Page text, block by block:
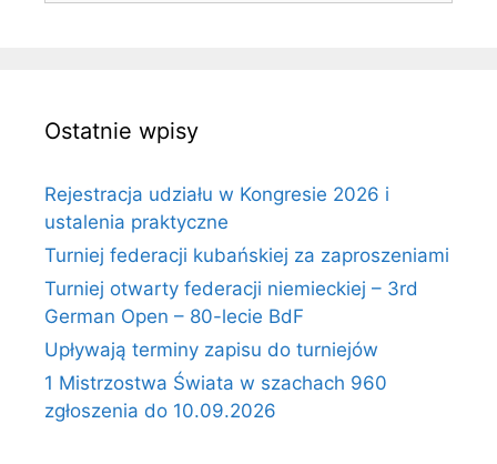
Ostatnie wpisy
Rejestracja udziału w Kongresie 2026 i
ustalenia praktyczne
Turniej federacji kubańskiej za zaproszeniami
Turniej otwarty federacji niemieckiej – 3rd
German Open – 80-lecie BdF
Upływają terminy zapisu do turniejów
1 Mistrzostwa Świata w szachach 960
zgłoszenia do 10.09.2026